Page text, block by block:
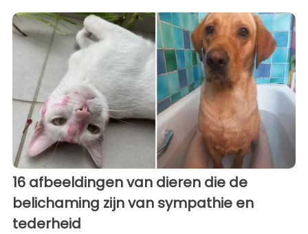
16 afbeeldingen van dieren die de
belichaming zijn van sympathie en
tederheid